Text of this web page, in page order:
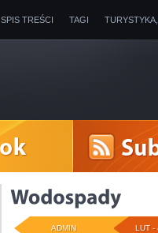
SPIS TREŚCI TAGI
LUT -
ADMIN